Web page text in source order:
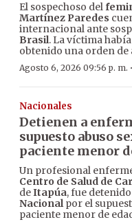
El sospechoso del
Martínez Paredes
internacional ante
Brasil. La víctima
obtenido una orden de
Agosto 6, 2026 09:56 p. m. ·
Nacionales
Detienen a
supuesto abuso
paciente menor
Un profesional
Centro de Salud de
deItapúa, fue
Nacionalpor el
paciente menor de